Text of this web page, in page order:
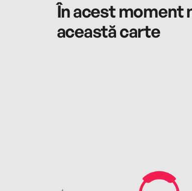
În acest moment
această carte